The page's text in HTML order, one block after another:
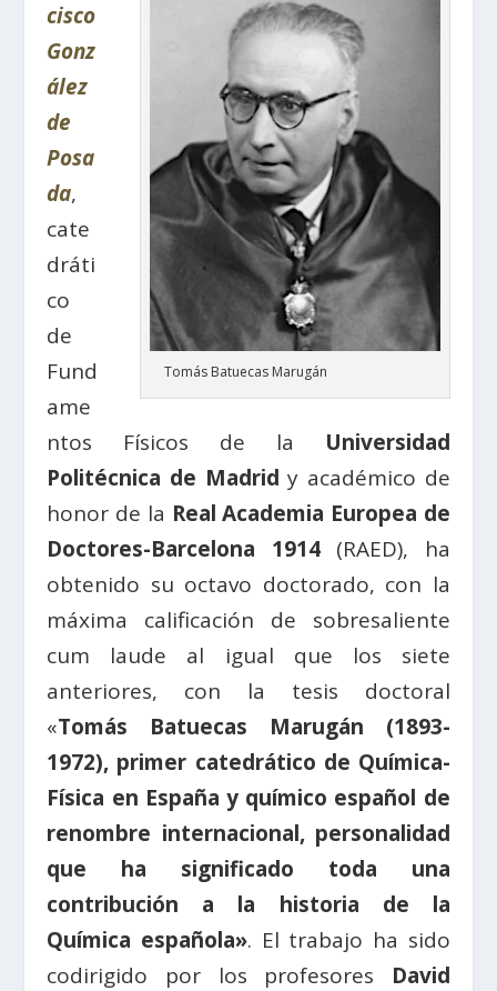
Tomás Batuecas Marugán
cisco
Gonz
ález
de
Posa
da,
cate
dráti
co
de
Fund
ame
ntos Físicos de la Universidad
Politécnica de Madridy académico de
honor de la Real Academia Europea de
Doctores-Barcelona 1914(RAED), ha
obtenido su octavo doctorado, con la
máxima calificación de sobresaliente
cum laude al igual que los siete
anteriores, con la tesis doctoral
«Tomás Batuecas Marugán (1893-
1972), primer catedrático de Química-
Física en España y químico español de
renombre internacional, personalidad
que ha significado toda una
contribución a la historia de la
Química española». El trabajo ha sido
codirigido por los profesores David